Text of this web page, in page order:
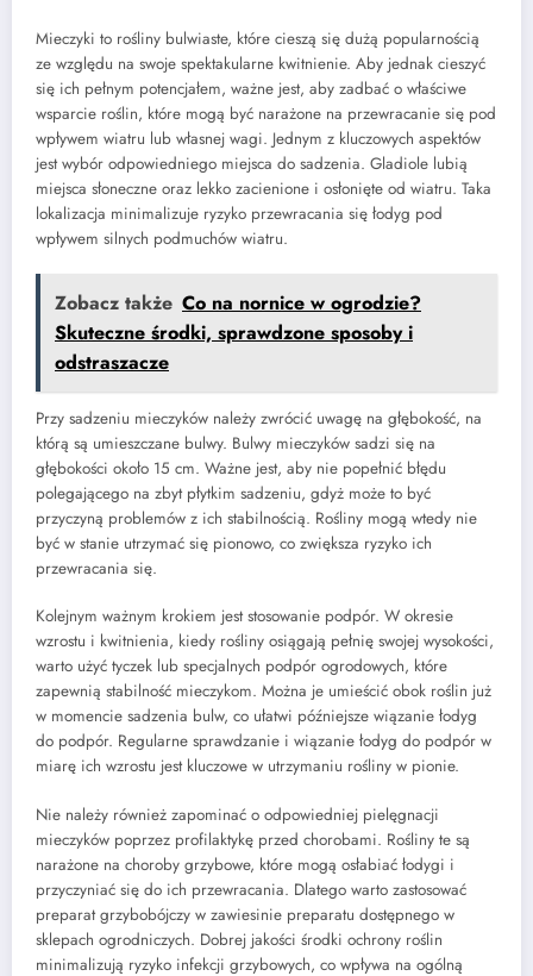
Mieczyki to rośliny bulwiaste, które cieszą się dużą popularnością
ze względu na swoje spektakularne kwitnienie. Aby jednak cieszyć
się ich pełnym potencjałem, ważne jest, aby zadbać o właściwe
wsparcie roślin, które mogą być narażone na przewracanie się pod
wpływem wiatru lub własnej wagi. Jednym z kluczowych aspektów
jest wybór odpowiedniego miejsca do sadzenia. Gladiole lubią
miejsca słoneczne oraz lekko zacienione i osłonięte od wiatru. Taka
lokalizacja minimalizuje ryzyko przewracania się łodyg pod
wpływem silnych podmuchów wiatru.
Zobacz także Co na nornice w ogrodzie?
Skuteczne środki, sprawdzone sposoby i
odstraszacze
Przy sadzeniu mieczyków należy zwrócić uwagę na głębokość, na
którą są umieszczane bulwy. Bulwy mieczyków sadzi się na
głębokości około 15 cm. Ważne jest, aby nie popełnić błędu
polegającego na zbyt płytkim sadzeniu, gdyż może to być
przyczyną problemów z ich stabilnością. Rośliny mogą wtedy nie
być w stanie utrzymać się pionowo, co zwiększa ryzyko ich
przewracania się.
Kolejnym ważnym krokiem jest stosowanie podpór. W okresie
wzrostu i kwitnienia, kiedy rośliny osiągają pełnię swojej wysokości,
warto użyć tyczek lub specjalnych podpór ogrodowych, które
zapewnią stabilność mieczykom. Można je umieścić obok roślin już
w momencie sadzenia bulw, co ułatwi późniejsze wiązanie łodyg
do podpór. Regularne sprawdzanie i wiązanie łodyg do podpór w
miarę ich wzrostu jest kluczowe w utrzymaniu rośliny w pionie.
Nie należy również zapominać o odpowiedniej pielęgnacji
mieczyków poprzez profilaktykę przed chorobami. Rośliny te są
narażone na choroby grzybowe, które mogą osłabiać łodygi i
przyczyniać się do ich przewracania. Dlatego warto zastosować
preparat grzybobójczy w zawiesinie preparatu dostępnego w
sklepach ogrodniczych. Dobrej jakości środki ochrony roślin
minimalizują ryzyko infekcji grzybowych, co wpływa na ogólną